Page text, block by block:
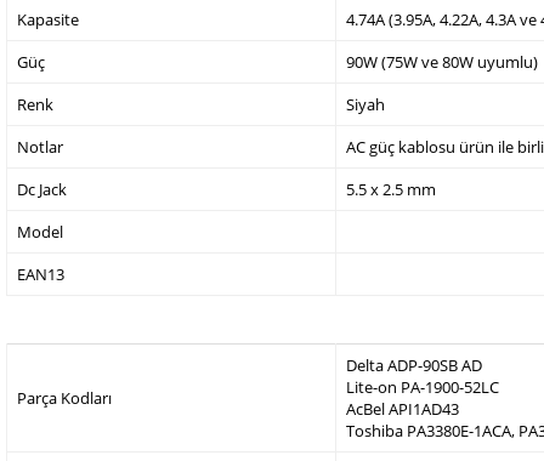
Kapasite
4.74A (3.95A, 4.22A, 4.3A
Güç
90W (75W ve 80W uyumlu)
Renk
Siyah
Notlar
AC güç kablosu ürün ile
Dc Jack
5.5 x 2.5 mm
Model
EAN13
Parça Kodları
Delta ADP-90SB AD
Lite-on PA-1900-52LC
AcBel API1AD43
Toshiba PA3380E-1ACA,